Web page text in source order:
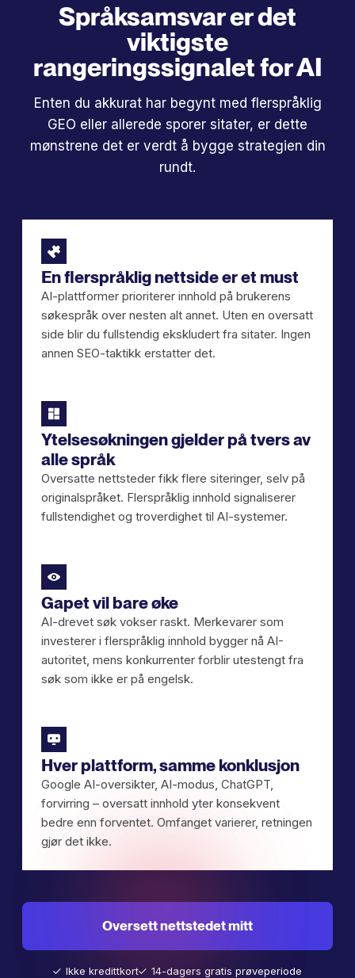
Språksamsvar er det
viktigste
rangeringssignalet for AI
Enten du akkurat har begynt med flerspråklig
GEO eller allerede sporer sitater, er dette
mønstrene det er verdt å bygge strategien din
rundt.
En flerspråklig nettside er et must
AI-plattformer prioriterer innhold på brukerens
søkespråk over nesten alt annet. Uten en oversatt
side blir du fullstendig ekskludert fra sitater. Ingen
annen SEO-taktikk erstatter det.
Ytelsesøkningen gjelder på tvers av
alle språk
Oversatte nettsteder fikk flere siteringer, selv på
originalspråket. Flerspråklig innhold signaliserer
fullstendighet og troverdighet til AI-systemer.
Gapet vil bare øke
AI-drevet søk vokser raskt. Merkevarer som
investerer i flerspråklig innhold bygger nå AI-
autoritet, mens konkurrenter forblir utestengt fra
søk som ikke er på engelsk.
Hver plattform, samme konklusjon
Google AI-oversikter, AI-modus, ChatGPT,
forvirring – oversatt innhold yter konsekvent
bedre enn forventet. Omfanget varierer, retningen
gjør det ikke.
Oversett nettstedet mitt
Ikke kredittkort 14-dagers gratis prøveperiode